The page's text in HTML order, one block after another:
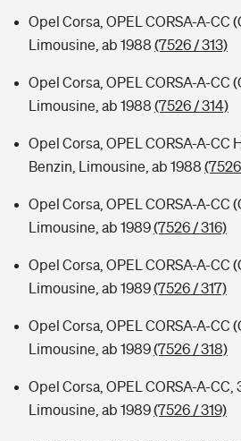
Opel Corsa, OPEL CORSA-A-CC
Limousine, ab 1988 (7526 / 313)
Opel Corsa, OPEL CORSA-A-CC
Limousine, ab 1988 (7526 / 314)
Opel Corsa, OPEL CORSA-A-CC
Benzin, Limousine, ab 1988
Opel Corsa, OPEL CORSA-A-CC
Limousine, ab 1989(7526 / 316)
Opel Corsa, OPEL CORSA-A-CC
Limousine, ab 1989(7526 / 317)
Opel Corsa, OPEL CORSA-A-CC
Limousine, ab 1989(7526 / 318)
Opel Corsa, OPEL CORSA-A-CC,
Limousine, ab 1989(7526 / 319)